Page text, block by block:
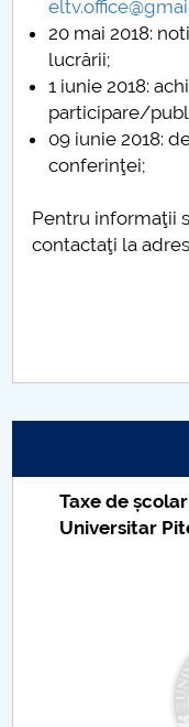
20 mai 2018:
lucrării;
1 iunie 2018:
participare/
09 iunie 2018:
conferinţei;
Pentru informaţii
contactaţi la
Taxe de
Universitar